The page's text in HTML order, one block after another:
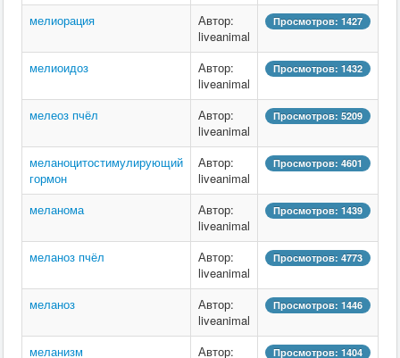
мелиорация
Автор:
liveanimal
Просмотров: 1427
мелиоидоз
Автор:
liveanimal
Просмотров: 1432
мелеоз пчёл
Автор:
liveanimal
Просмотров: 5209
меланоцитостимулирующий
гормон
Автор:
liveanimal
Просмотров: 4601
меланома
Автор:
liveanimal
Просмотров: 1439
меланоз пчёл
Автор:
liveanimal
Просмотров: 4773
меланоз
Автор:
liveanimal
Просмотров: 1446
меланизм
Автор:
Просмотров: 1404